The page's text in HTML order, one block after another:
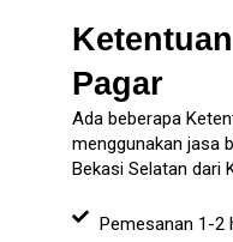
Pagar
Ada beberapa
menggunakan jasa
Bekasi Selatan dari
Pemesanan 1-2